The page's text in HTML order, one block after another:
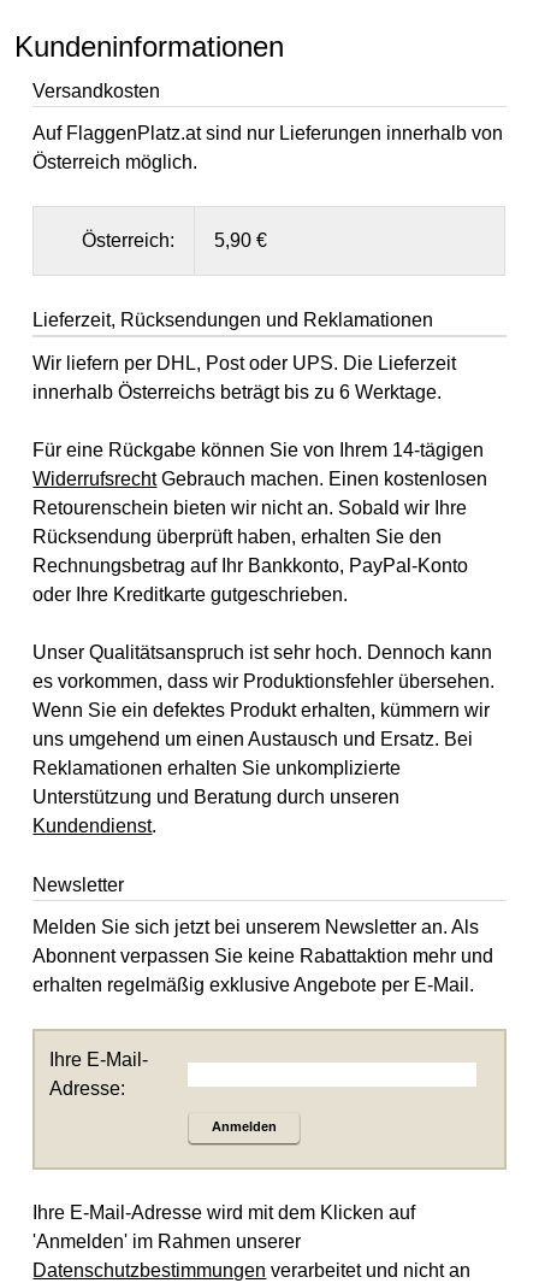
Kundeninformationen
Versandkosten
Auf FlaggenPlatz.at sind nur Lieferungen innerhalb von
Österreich möglich.
Österreich: 5,90 €
Lieferzeit, Rücksendungen und Reklamationen
Wir liefern per DHL, Post oder UPS. Die Lieferzeit
innerhalb Österreichs beträgt bis zu 6 Werktage.
Für eine Rückgabe können Sie von Ihrem 14-tägigen
WiderrufsrechtGebrauch machen. Einen kostenlosen
Retourenschein bieten wir nicht an. Sobald wir Ihre
Rücksendung überprüft haben, erhalten Sie den
Rechnungsbetrag auf Ihr Bankkonto, PayPal-Konto
oder Ihre Kreditkarte gutgeschrieben.
Unser Qualitätsanspruch ist sehr hoch. Dennoch kann
es vorkommen, dass wir Produktionsfehler übersehen.
Wenn Sie ein defektes Produkt erhalten, kümmern wir
uns umgehend um einen Austausch und Ersatz. Bei
Reklamationen erhalten Sie unkomplizierte
Unterstützung und Beratung durch unseren
Kundendienst.
Newsletter
Melden Sie sich jetzt bei unserem Newsletter an. Als
Abonnent verpassen Sie keine Rabattaktion mehr und
erhalten regelmäßig exklusive Angebote per E-Mail.
Ihre E-Mail-
Adresse:
Anmelden
Ihre E-Mail-Adresse wird mit dem Klicken auf
'Anmelden' im Rahmen unserer
Datenschutzbestimmungen verarbeitet und nicht an